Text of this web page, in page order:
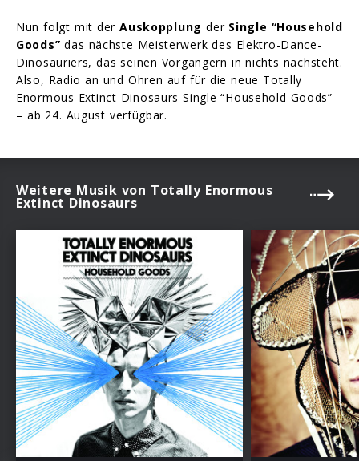
Nun folgt mit derAuskopplungder Single “Household
Goods”das nächste Meisterwerk des Elektro-Dance-
Dinosauriers, das seinen Vorgängern in nichts nachsteht.
Also, Radio an und Ohren auf für die neue Totally
Enormous Extinct Dinosaurs Single “Household Goods”
– ab 24. August verfügbar.
Weitere Musik von Totally Enormous
Extinct Dinosaurs